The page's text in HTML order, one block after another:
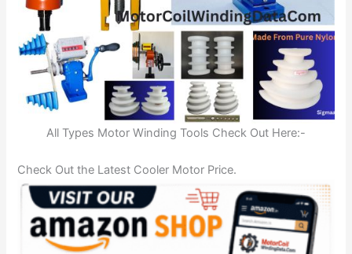
All Types Motor Winding Tools Check Out Here:-
Check Out the Latest Cooler Motor Price.